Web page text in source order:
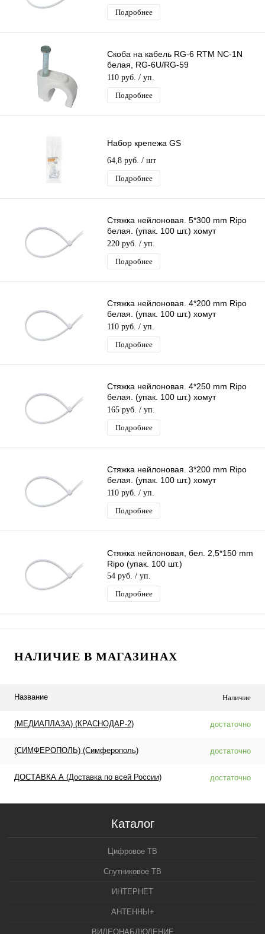
Подробнее
Скоба на кабель RG-6 RTM NC-1N
белая, RG-6U/RG-59
клипса+каленный гвоздь под бетон)
упаковка 100шт
110 руб. / уп.
Подробнее
Набор крепежа GS
64,8 руб. / шт
Подробнее
Стяжка нейлоновая. 5*300 mm Ripo
белая. (упак. 100 шт.) хомут
пластиковый. стяжка кабельная
220 руб. / уп.
Подробнее
Стяжка нейлоновая. 4*200 mm Ripo
белая. (упак. 100 шт.) хомут
пластиковый. стяжка кабельная
110 руб. / уп.
Подробнее
Стяжка нейлоновая. 4*250 mm Ripo
белая. (упак. 100 шт.) хомут
пластиковый. стяжка кабельная
165 руб. / уп.
Подробнее
Стяжка нейлоновая. 3*200 mm Ripo
белая. (упак. 100 шт.) хомут
пластиковый. стяжка кабельная
110 руб. / уп.
Подробнее
Стяжка нейлоновая, бел. 2,5*150 mm
Ripo (упак. 100 шт.)
54 руб. / уп.
Подробнее
НАЛИЧИЕ В МАГАЗИНАХ
Название Наличие
(МЕДИАПЛАЗА) (КРАСНОДАР-2) достаточно
(СИМФЕРОПОЛЬ) (Симферополь) достаточно
ДОСТАВКА А (Доставка по всей России) достаточно
Каталог
Цифровое ТВ
Спутниковое ТВ
ИНТЕРНЕТ
АНТЕННЫ+
ВИДЕОНАБЛЮДЕНИЕ